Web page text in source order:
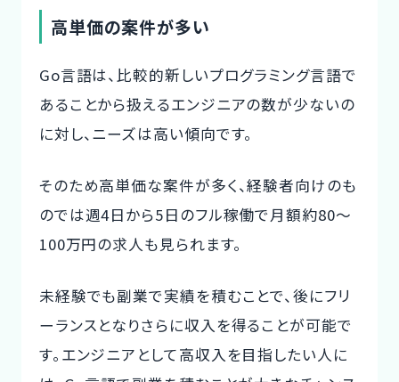
高単価の案件が多い
Go言語は、比較的新しいプログラミング言語で
あることから扱えるエンジニアの数が少ないの
に対し、ニーズは高い傾向です。
そのため高単価な案件が多く、経験者向けのも
のでは週4日から5日のフル稼働で月額約80～
100万円の求人も見られます。
未経験でも副業で実績を積むことで、後にフリ
ーランスとなりさらに収入を得ることが可能で
す。エンジニアとして高収入を目指したい人に